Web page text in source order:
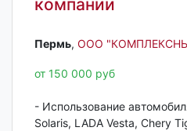
компании
Пермь‎, ООО
от 150 000 руб
- Использование
Solaris, LADA Vesta, Chery